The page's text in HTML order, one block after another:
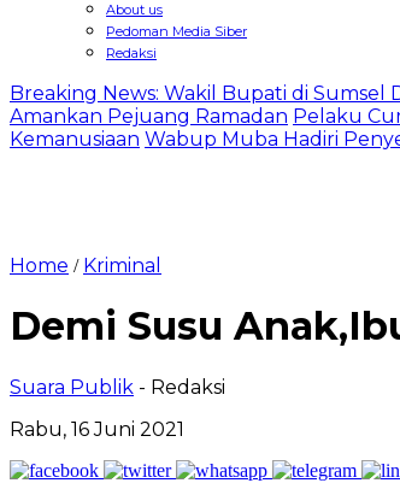
About us
Pedoman Media Siber
Redaksi
Breaking News: Wakil Bupati di Sumsel
Amankan Pejuang Ramadan Pelaku
Kemanusiaan Wabup Muba Hadiri
Home / Kriminal
Demi Susu
Suara Publik - Redaksi
Rabu, 16 Juni 2021